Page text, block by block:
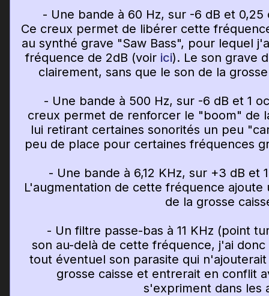
- Une bande à 60 Hz, sur -6 dB et 0,25
Ce creux permet de libérer cette
au synthé grave "Saw Bass", pour lequel
fréquence de 2dB (voir ici). Le son grave
clairement, sans que le son de la
- Une bande à 500 Hz, sur -6 dB et 1
creux permet de renforcer le "boom" de
lui retirant certaines sonorités un peu
peu de place pour certaines fréquences
- Une bande à 6,12 KHz, sur +3 dB et
L'augmentation de cette fréquence ajoute
de la grosse
- Un filtre passe-bas à 11 KHz (point
son au-delà de cette fréquence, j'ai
tout éventuel son parasite qui
grosse caisse et entrerait en conflit
s'expriment dans les